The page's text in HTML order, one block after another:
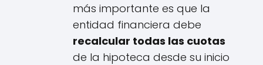
más importante es que la
entidad financiera debe
recalcular todas las cuotas
de la hipoteca desde su inicio